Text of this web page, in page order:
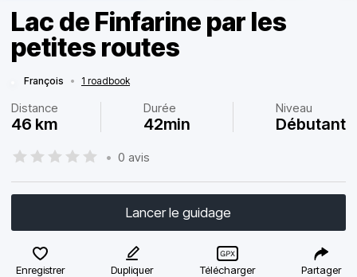
Lac de Finfarine par les
petites routes
François • 1 roadbook
Distance
46 km
Durée
42min
Niveau
Débutant
• 0 avis
Lancer le guidage
Enregistrer Dupliquer Télécharger Partager